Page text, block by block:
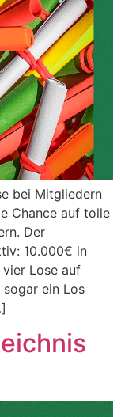
bei Mitgliedern
Chance auf tolle
Der
10.000€ in
Lose auf
ein Los